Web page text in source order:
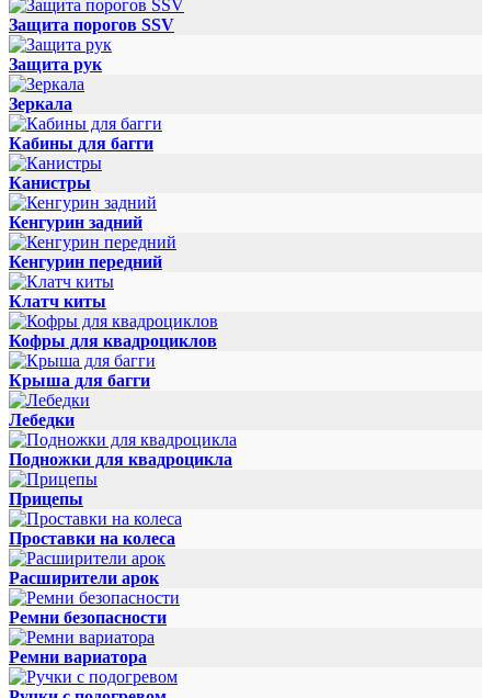
Защита порогов SSV
Защита рук
Зеркала
Кабины для багги
Канистры
Кенгурин задний
Кенгурин передний
Клатч киты
Кофры для квадроциклов
Крыша для багги
Лебедки
Подножки для квадроцикла
Прицепы
Проставки на колеса
Расширители арок
Ремни безопасности
Ремни вариатора